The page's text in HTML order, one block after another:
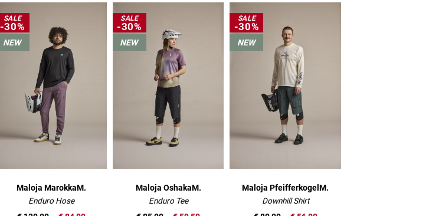
SALE
-30%
NEW
Maloja MarokkaM.
Enduro Hose
SALE
-30%
NEW
Maloja OshakaM.
Enduro Tee
SALE
-30%
NEW
Maloja PfeifferkogelM.
Downhill Shirt